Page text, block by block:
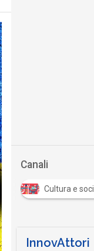
Canali
Cultura e
InnovAttori